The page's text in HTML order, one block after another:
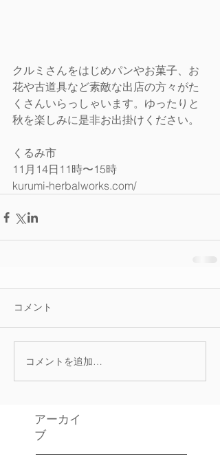
クルミさんをはじめパンやお菓子、お
花や古道具など素敵な出店の方々がた
くさんいらっしゃいます。ゆったりと
秋を楽しみに是非お出掛けください。
くるみ市
11月14日11時〜15時
kurumi-herbalworks.com/
コメント
コメントを追加…
アーカイ
ブ